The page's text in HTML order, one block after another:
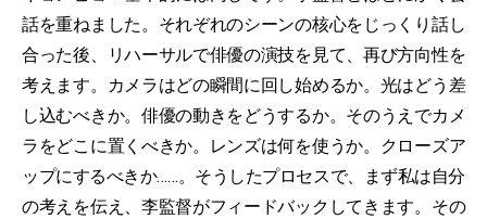
話を重ねました。それぞれのシーンの核心をじっくり話し
合った後、リハーサルで俳優の演技を見て、再び方向性を
考えます。カメラはどの瞬間に回し始めるか。光はどう差
し込むべきか。俳優の動きをどうするか。そのうえでカメ
ラをどこに置くべきか。レンズは何を使うか。クローズア
ップにするべきか……。そうしたプロセスで、まず私は自分
の考えを伝え、李監督がフィードバックしてきます。その